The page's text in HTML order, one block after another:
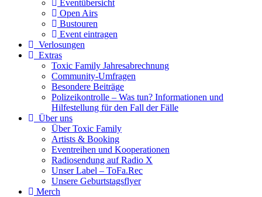
Eventübersicht
Open Airs
Bustouren
Event eintragen
Verlosungen
Extras
Toxic Family Jahresabrechnung
Community-Umfragen
Besondere Beiträge
Polizeikontrolle – Was tun? Informationen und
Hilfestellung für den Fall der Fälle
Über uns
Über Toxic Family
Artists & Booking
Eventreihen und Kooperationen
Radiosendung auf Radio X
Unser Label – ToFa.Rec
Unsere Geburtstagsflyer
Merch